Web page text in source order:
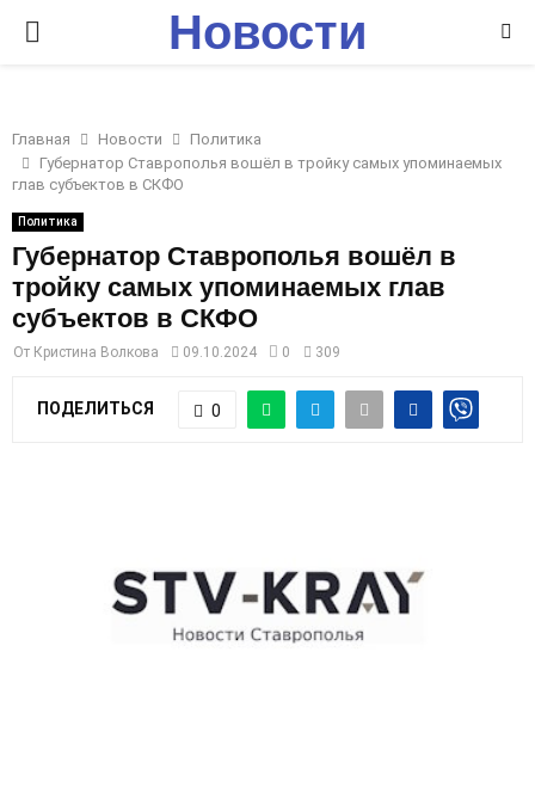
P
I
M
A
R
Y
Новости
Главная Новости
Политика
Губернатор Ставрополья вошёл в тройку самых упоминаемых
глав субъектов в СКФО
Политика
Губернатор Ставрополья вошёл в
тройку самых упоминаемых глав
субъектов в СКФО
От Кристина Волкова 09.10.2024 0 309
ПОДЕЛИТЬСЯ 0